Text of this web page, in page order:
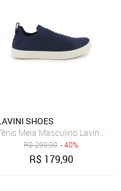
On Preto
SHOES
Meia Masculino Lavini
R$299,90 - 40%
R$ 179,90